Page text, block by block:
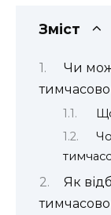
Зміст
Чи
Як